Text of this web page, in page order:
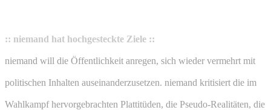
:: niemand hat hochgesteckte Ziele ::
niemand will die Öffentlichkeit anregen, sich wieder vermehrt mit
politischen Inhalten auseinanderzusetzen. niemand kritisiert die im
Wahlkampf hervorgebrachten Plattitüden, die Pseudo-Realitäten, die